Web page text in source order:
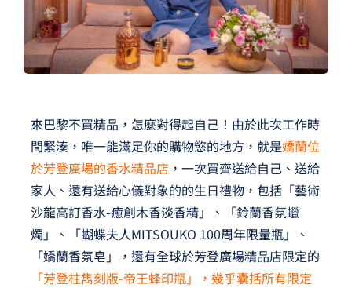
來巴黎不買精品，怎麼對得起自己！由於此次工作時
間緊湊，唯一能滿足你的購物慾的地方，就是嬌蘭位
於芳登廣場的香水精品店 ，一次買齊送給自己、送給
家人、還有送給心儀對象的的生日禮物，包括「藝術
沙龍高訂香水-癒創木香淡香精」、「鈴蘭香氛蠟
燭」、「蝴蝶夫人MITSOUKO 100周年限量瓶」、
「嬌蘭香氛皂」，還有全球於芳登廣場精品店限定的
「芳登柱雋刻版-帝王蜂印瓶」，幾乎囊括所有限定